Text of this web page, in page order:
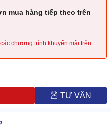
mua hàng tiếp theo trên
chương trình khuyến mãi trên
TƯ VẤN